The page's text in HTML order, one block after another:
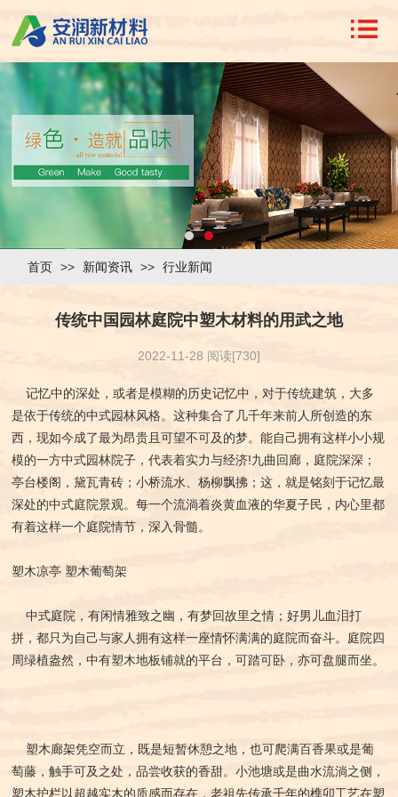
首页 >> 新闻资讯 >> 行业新闻
传统中国园林庭院中塑木材料的用武之地
2022-11-28 阅读[730]
记忆中的深处，或者是模糊的历史记忆中，对于传统建筑，大多
是依于传统的中式园林风格。这种集合了几千年来前人所创造的东
西，现如今成了最为昂贵且可望不可及的梦。能自己拥有这样小小规
模的一方中式园林院子，代表着实力与经济!九曲回廊，庭院深深；
亭台楼阁，黛瓦青砖；小桥流水、杨柳飘拂；这，就是铭刻于记忆最
深处的中式庭院景观。每一个流淌着炎黄血液的华夏子民，内心里都
有着这样一个庭院情节，深入骨髓。
塑木凉亭 塑木葡萄架
中式庭院，有闲情雅致之幽，有梦回故里之情；好男儿血泪打
拼，都只为自己与家人拥有这样一座情怀满满的庭院而奋斗。庭院四
周绿植盎然，中有塑木地板铺就的平台，可踏可卧，亦可盘腿而坐。
塑木廊架凭空而立，既是短暂休憩之地，也可爬满百香果或是葡
萄藤，触手可及之处，品尝收获的香甜。小池塘或是曲水流淌之侧，
塑木护栏以超越实木的质感而存在，老祖先传承千年的榫卯工艺在塑